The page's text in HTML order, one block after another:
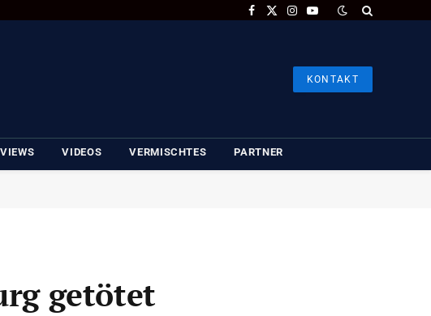
Facebook
X
Instagram
YouTube
KONTAKT
VIDEOS VERMISCHTES PARTNER
getötet